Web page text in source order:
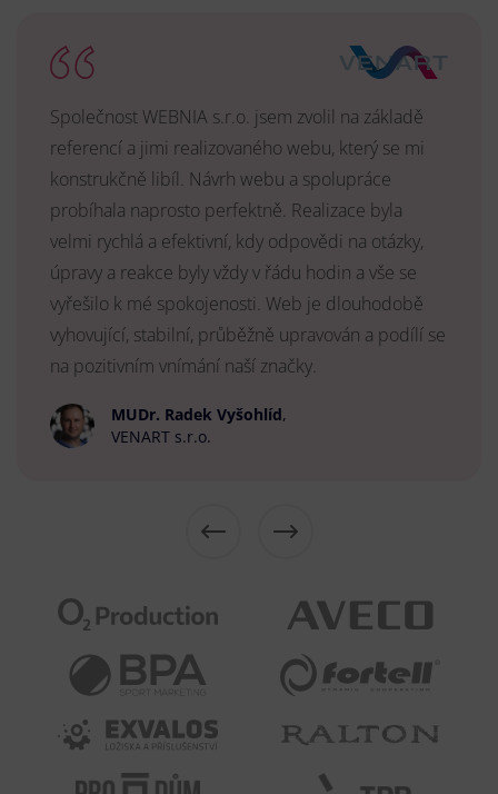
Společnost WEBNIA s.r.o. jsem zvolil na základě
referencí a jimi realizovaného webu, který se mi
konstrukčně libíl. Návrh webu a spolupráce
probíhala naprosto perfektně. Realizace byla
velmi rychlá a efektivní, kdy odpovědi na otázky,
úpravy a reakce byly vždy v řádu hodin a vše se
vyřešilo k mé spokojenosti. Web je dlouhodobě
vyhovující, stabilní, průběžně upravován a podílí se
na pozitivním vnímání naší značky.
MUDr. Radek Vyšohlíd,
VENART s.r.o.